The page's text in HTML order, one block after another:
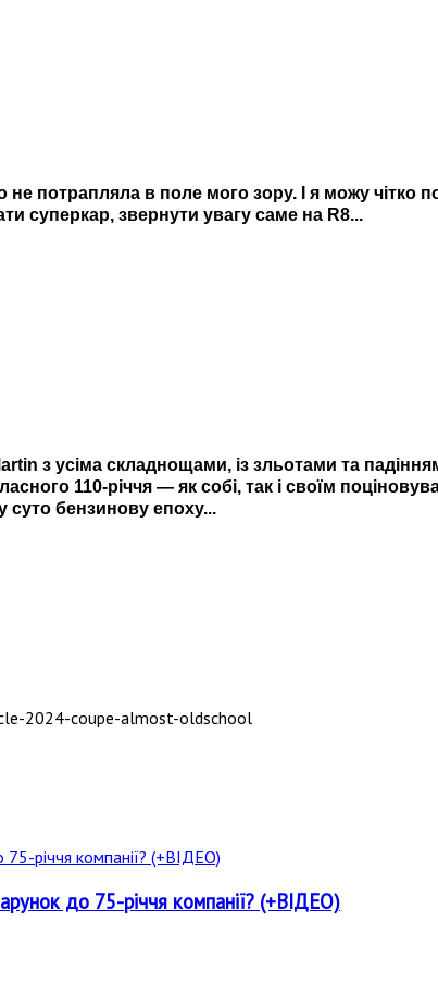
потрапляла в поле мого зору. І я можу чітко
суперкар, звернути увагу саме на R8...
з усіма складнощами, із зльотами та
110-річчя — як собі, так і своїм
суто бензинову епоху...
до 75-річчя компанії? (+ВІДЕО)